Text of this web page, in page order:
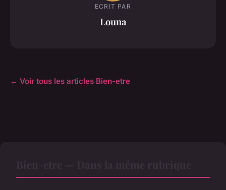
ECRIT PAR
Louna
← Voir tous les articles Bien-etre